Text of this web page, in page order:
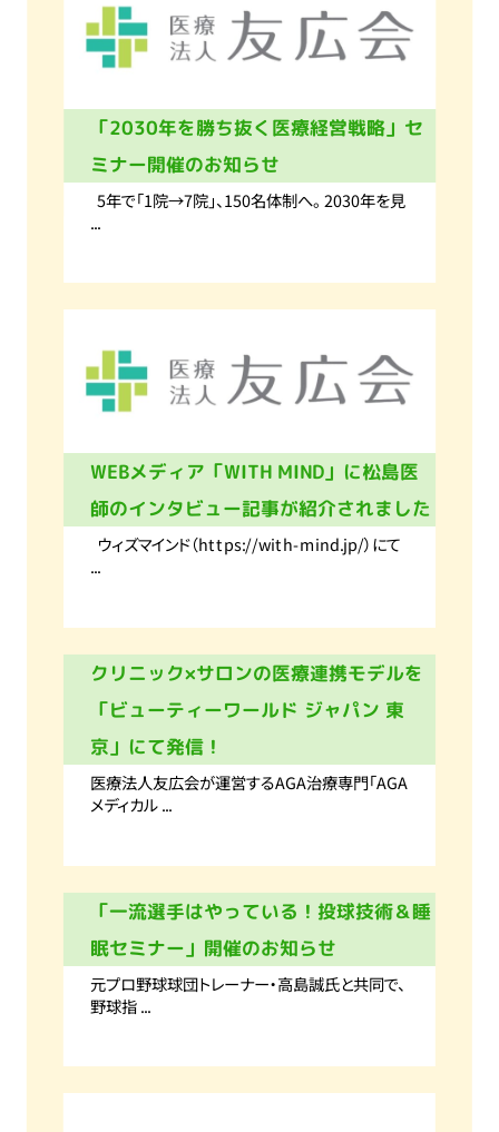
「2030年を勝ち抜く医療経営戦略」セ
ミナー開催のお知らせ
5年で「1院→7院」、150名体制へ。 2030年を見
...
WEBメディア「WITH MIND」に松島医
師のインタビュー記事が紹介されました
ウィズマインド（https://with-mind.jp/）にて
...
クリニック×サロンの医療連携モデルを
「ビューティーワールド ジャパン 東
京」にて発信！
医療法人友広会が運営するAGA治療専門「AGA
メディカル ...
「一流選手はやっている！投球技術＆睡
眠セミナー」開催のお知らせ
元プロ野球球団トレーナー・高島誠氏と共同で、
野球指 ...